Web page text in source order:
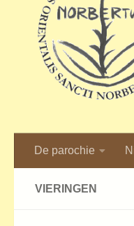
De parochie
VIERINGEN